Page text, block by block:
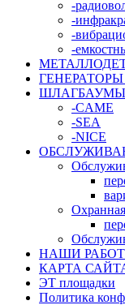
-
-
-
-
ШЛАГБАУМЫ
-CAME
-SEA
-NICE
НАШИ
КАРТА
ЭТ площадки
Политика